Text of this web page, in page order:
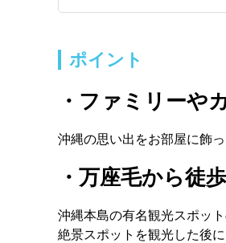
ポイント
・ファミリーや
沖縄の思い出をお部屋に飾
・万座毛から徒
沖縄本島の有名観光スポッ
絶景スポットを観光した後